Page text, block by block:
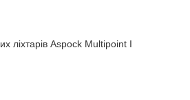
ліхтарів Aspock Multipoint I